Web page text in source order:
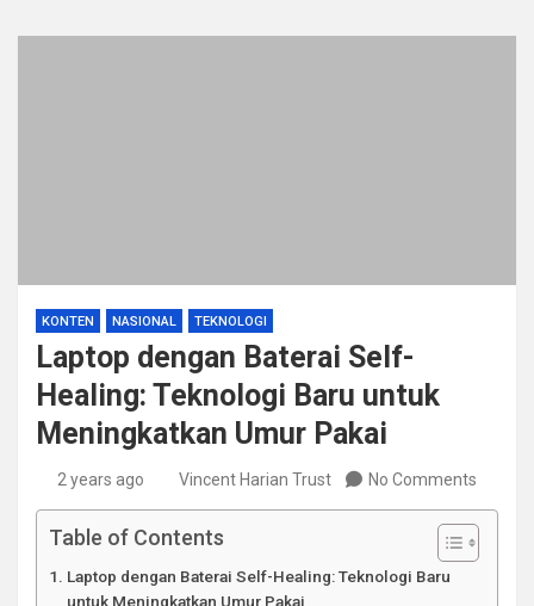
KONTEN NASIONAL TEKNOLOGI
Laptop dengan Baterai Self-
Healing: Teknologi Baru untuk
Meningkatkan Umur Pakai
2 years ago Vincent Harian Trust No Comments
Table of Contents
Laptop dengan Baterai Self-Healing: Teknologi Baru
untuk Meningkatkan Umur Pakai